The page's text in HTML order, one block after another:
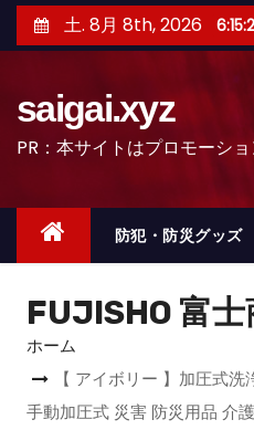
ン
ッ
土. 8月 8th, 2026
saigai.xyz
PR：本サイトはプロモーショ
防犯・防災グッズ
FUJISHO 富士
ホーム
【 アイボリー 】加圧式
手動加圧式 災害 防災用品 介